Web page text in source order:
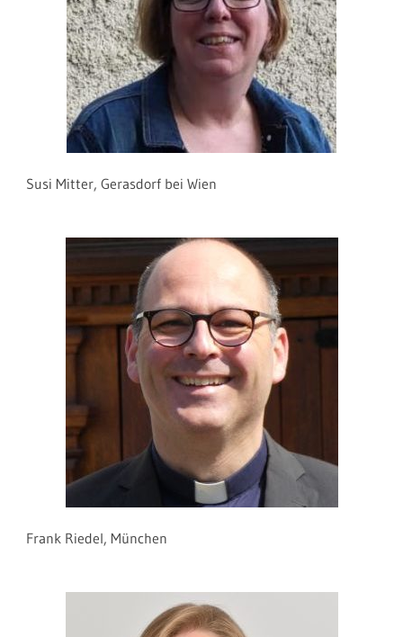
Susi Mitter, Gerasdorf bei Wien
Frank Riedel, München